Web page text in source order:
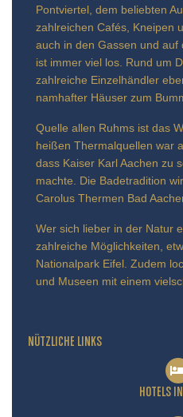
Pontviertel, dem beliebten
zahlreichen Cafés, Kneipen
auch in den Gassen und auf
ist immer viel los. Rund um
zahlreiche Einzelhändler
namhafter Häuser zum
Quelle allen Ruhms ist das
heißen Thermalquellen war
dass Kaiser Karl Aachen zu
machte. Die Badetradition
Carolus Thermen Bad
Wer sich lieber in der Natur
zahlreiche Möglichkeiten,
Nationalpark Eifel. Zudem
und Museen mit einem
NÜTZLICHE LINKS
HOTELS